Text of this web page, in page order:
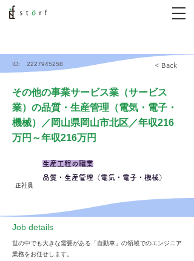
ID: 2227945258 < Back
その他の事業サービス業（サービス
業）の品質・生産管理（電気・電子・
機械）／岡山県岡山市北区／年収216
万円～年収216万円
正社員
生産工程の職業
品質・生産管理（電気・電子・機械）
​Job details
世の中でも大きな需要がある「自動車」の領域でのエンジニア
業務をお任せします。